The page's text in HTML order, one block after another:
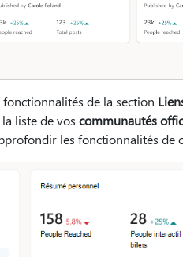
de la section
liste de vos communautés
les fonctionnalités de